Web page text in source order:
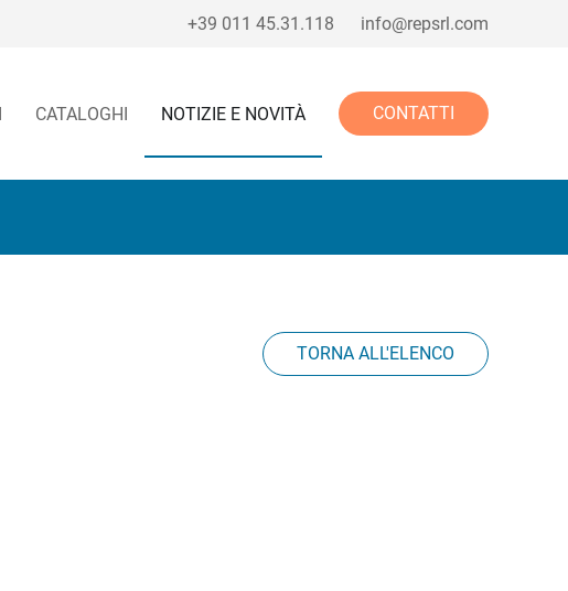
+39 011 45.31.118 info@repsrl.com
CATALOGHI NOTIZIE E NOVITÀ CONTATTI
TORNA ALL'ELENCO